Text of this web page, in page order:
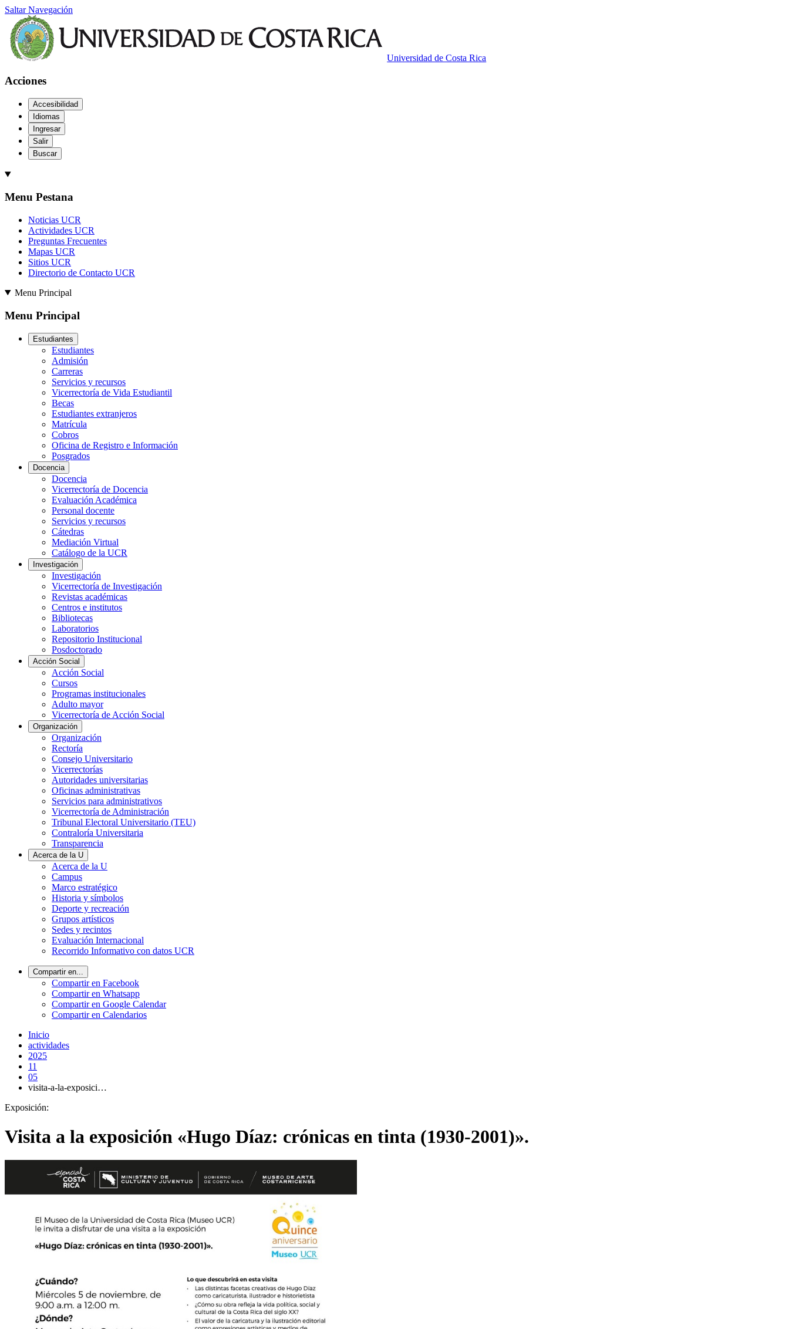
Saltar Navegación
Universidad de Costa Rica
Acciones
Accesibilidad
Idiomas
Ingresar
Salir
Buscar
Menu Pestana
Noticias UCR
Actividades UCR
Preguntas Frecuentes
Mapas UCR
Sitios UCR
Directorio de Contacto UCR
Menu Principal
Menu Principal
Estudiantes
Estudiantes
Admisión
Carreras
Servicios y recursos
Vicerrectoría de Vida Estudiantil
Becas
Estudiantes extranjeros
Matrícula
Cobros
Oficina de Registro e Información
Posgrados
Docencia
Docencia
Vicerrectoría de Docencia
Evaluación Académica
Personal docente
Servicios y recursos
Cátedras
Mediación Virtual
Catálogo de la UCR
Investigación
Investigación
Vicerrectoría de Investigación
Revistas académicas
Centros e institutos
Bibliotecas
Laboratorios
Repositorio Institucional
Posdoctorado
Acción Social
Acción Social
Cursos
Programas institucionales
Adulto mayor
Vicerrectoría de Acción Social
Organización
Organización
Rectoría
Consejo Universitario
Vicerrectorías
Autoridades universitarias
Oficinas administrativas
Servicios para administrativos
Vicerrectoría de Administración
Tribunal Electoral Universitario (TEU)
Contraloría Universitaria
Transparencia
Acerca de la U
Acerca de la U
Campus
Marco estratégico
Historia y símbolos
Deporte y recreación
Grupos artísticos
Sedes y recintos
Evaluación Internacional
Recorrido Informativo con datos UCR
Compartir en...
Compartir en Facebook
Compartir en Whatsapp
Compartir en Google Calendar
Compartir en Calendarios
Inicio
actividades
2025
11
05
visita-a-la-exposici…
Exposición:
Visita a la exposición «Hugo Díaz: crónicas en tinta (1930-2001)».